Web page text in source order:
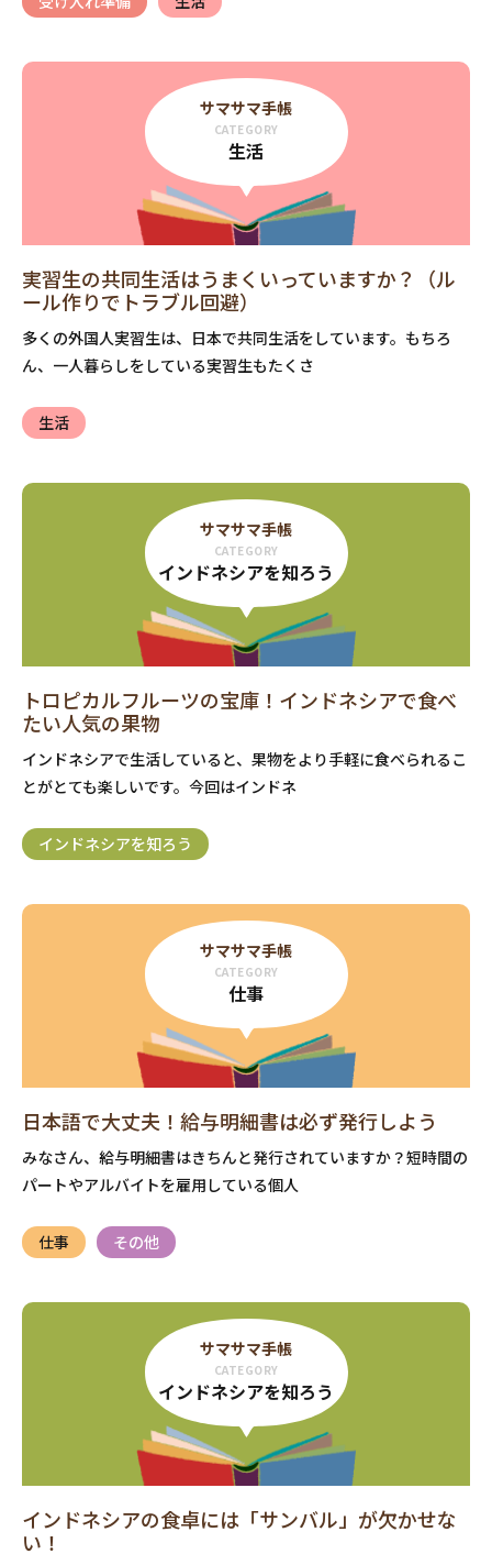
サマサマ手帳
CATEGORY
生活
実習生の共同生活はうまくいっていますか？（ル
ール作りでトラブル回避）
多くの外国人実習生は、日本で共同生活をしています。もちろ
ん、一人暮らしをしている実習生もたくさ
生活
サマサマ手帳
CATEGORY
インドネシアを知ろう
トロピカルフルーツの宝庫！インドネシアで食べ
たい人気の果物
インドネシアで生活していると、果物をより手軽に食べられるこ
とがとても楽しいです。今回はインドネ
インドネシアを知ろう
サマサマ手帳
CATEGORY
仕事
日本語で大丈夫！給与明細書は必ず発行しよう
みなさん、給与明細書はきちんと発行されていますか？短時間の
パートやアルバイトを雇用している個人
仕事 その他
サマサマ手帳
CATEGORY
インドネシアを知ろう
インドネシアの食卓には「サンバル」が欠かせな
い！